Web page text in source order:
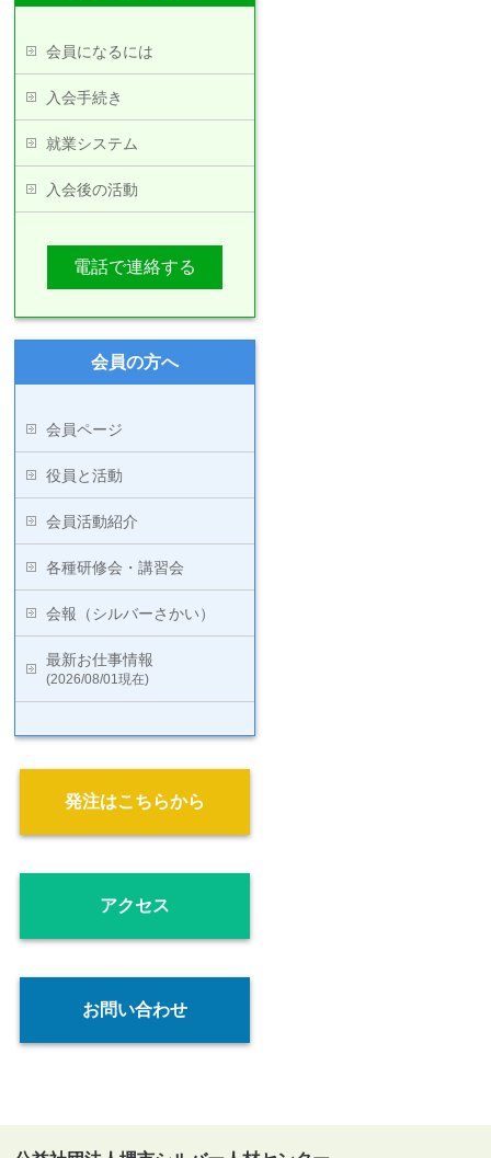
会員になるには
入会手続き
就業システム
入会後の活動
電話で連絡する
会員の方へ
会員ページ
役員と活動
会員活動紹介
各種研修会・講習会
会報（シルバーさかい）
最新お仕事情報
(2026/08/01現在)
発注はこちらから
アクセス
お問い合わせ